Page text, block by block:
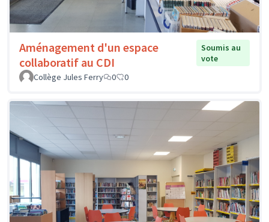
Aménagement d'un espace
collaboratif au CDI
Soumis au
vote
Collège Jules Ferry
0 0